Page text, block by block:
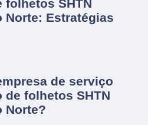
SHTN
Norte: Estratégias
de serviço
folhetos SHTN
Norte?